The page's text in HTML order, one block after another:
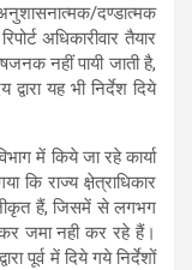
दण्डात्मक
अधिकारीवार तैयार
नहीं पायी जाती है,
यह भी निर्देश दिये
में किये जा रहे कार्या
कि राज्य क्षे़त्राधिकार
हैं, जिसमें से लगभग
जमा नही कर रहे हैं।
पूर्व में दिये गये निर्देशों